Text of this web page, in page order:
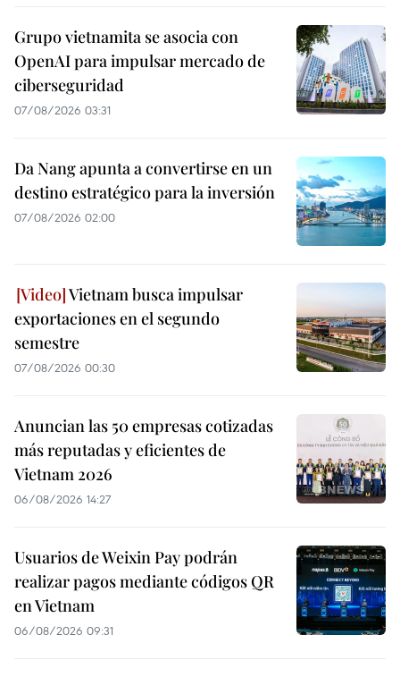
Grupo vietnamita se asocia con
OpenAI para impulsar mercado de
ciberseguridad
07/08/2026 03:31
Da Nang apunta a convertirse en un
destino estratégico para la inversión
07/08/2026 02:00
Vietnam busca impulsar
exportaciones en el segundo
semestre
07/08/2026 00:30
Anuncian las 50 empresas cotizadas
más reputadas y eficientes de
Vietnam 2026
06/08/2026 14:27
Usuarios de Weixin Pay podrán
realizar pagos mediante códigos QR
en Vietnam
06/08/2026 09:31